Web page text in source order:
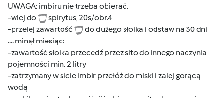
UWAGA: imbiru nie trzeba obierać.
-wlej do
spirytus, 20s/obr.4
-przelej zawartość
do dużego słoika i odstaw na 30 dni
.... minął miesiąc:
-zawartość słoika przecedź przez sito do innego naczynia
pojemności min. 2 litry
-zatrzymany w sicie imbir przełóż do miski i zalej gorącą
wodą